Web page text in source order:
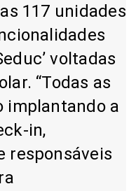
117 unidades
voltadas
“Todas as
implantando a
in,
responsáveis